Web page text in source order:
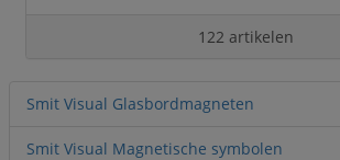
122 artikelen
Smit Visual Glasbordmagneten
Smit Visual Magnetische symbolen